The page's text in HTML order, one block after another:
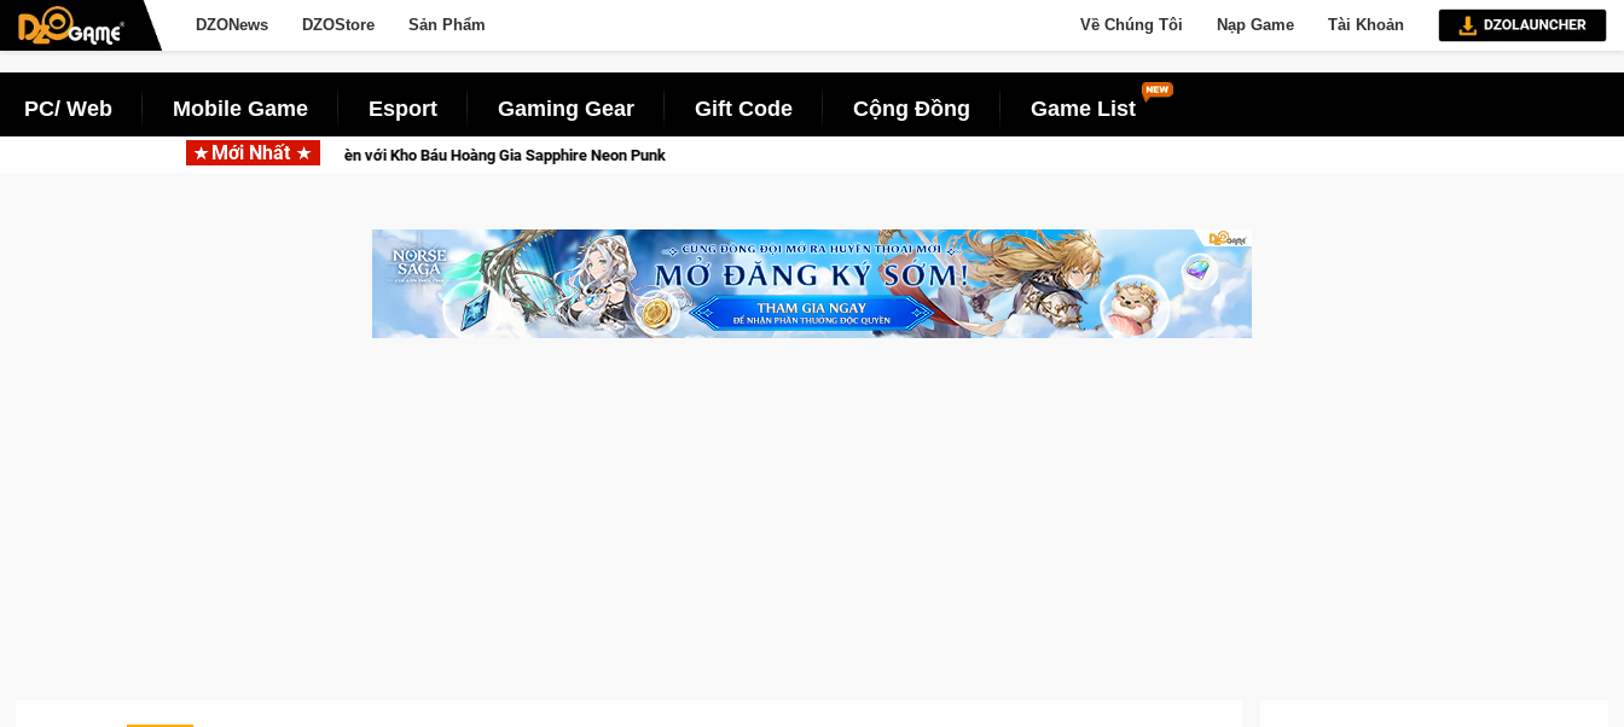
DZONews DZOStore Sản Phẩm Về Chúng Tôi Nạp Game Tài Khoản
PC/ Web Mobile Game Esport Gaming Gear Gift Code Cộng Đồng Game List
Mới Nhất
đèn với Kho Báu Hoàng Gia Sapphire Neon Punk